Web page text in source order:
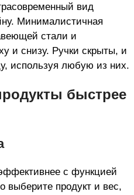
вид
Минималистичная
стали и
и снизу. Ручки скрыты, и
используя любую из них.
быстрее
с функцией
выберите продукт и вес,